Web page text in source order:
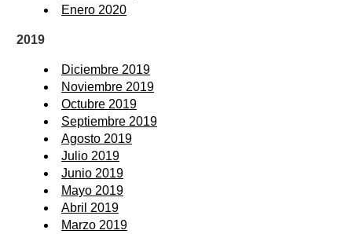
Enero 2020
2019
Diciembre 2019
Noviembre 2019
Octubre 2019
Septiembre 2019
Agosto 2019
Julio 2019
Junio 2019
Mayo 2019
Abril 2019
Marzo 2019